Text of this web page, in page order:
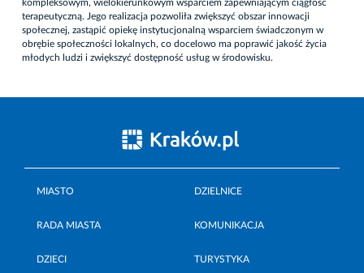
kompleksowym, wielokierunkowym wsparciem zapewniającym ciągłość
terapeutyczną. Jego realizacja pozwoliła zwiększyć obszar innowacji
społecznej, zastąpić opiekę instytucjonalną wsparciem świadczonym w
obrębie społeczności lokalnych, co docelowo ma poprawić jakość życia
młodych ludzi i zwiększyć dostępność usług w środowisku.
MIASTO DZIELNICE
RADA MIASTA KOMUNIKACJA
DZIECI TURYSTYKA